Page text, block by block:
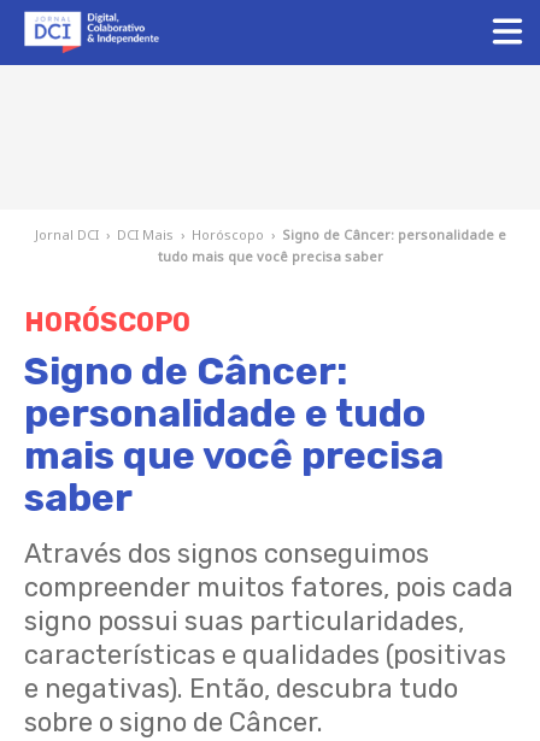
Jornal DCI › DCI Mais › Horóscopo › Signo de Câncer: personalidade e
tudo mais que você precisa saber
HORÓSCOPO
Signo de Câncer:
personalidade e tudo
mais que você precisa
saber
Através dos signos conseguimos
compreender muitos fatores, pois cada
signo possui suas particularidades,
características e qualidades (positivas
e negativas). Então, descubra tudo
sobre o signo de Câncer.